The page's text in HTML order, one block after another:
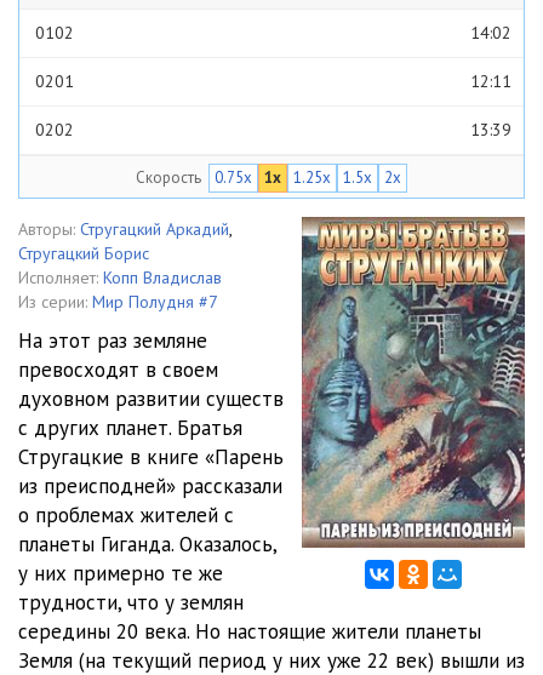
0102 14:02
0201 12:11
0202 13:39
0302 15:53
0303 12:36
15:05
0402 11:33
0501 14:29
0502 15:10
0503 14:10
0601
0602
0701 13:32
Скорость 0.75x 1x 1.25x 1.5x 2x
Авторы: Стругацкий Аркадий,
Стругацкий Борис
Исполняет: Копп Владислав
Из серии: Мир Полудня #7
На этот раз земляне
превосходят в своем
духовном развитии существ
с других планет. Братья
Стругацкие в книге «Парень
из преисподней» рассказали
о проблемах жителей с
планеты Гиганда. Оказалось,
у них примерно те же
трудности, что у землян
середины 20 века. Но настоящие жители планеты
Земля (на текущий период у них уже 22 век) вышли из